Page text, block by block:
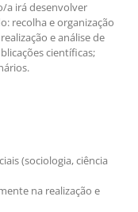
a irá desenvolver
recolha e organização
e análise de
científicas;
(sociologia, ciência
na realização e